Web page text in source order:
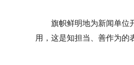
旗帜鲜明地为新闻单位
用，这是知担当、善作为的